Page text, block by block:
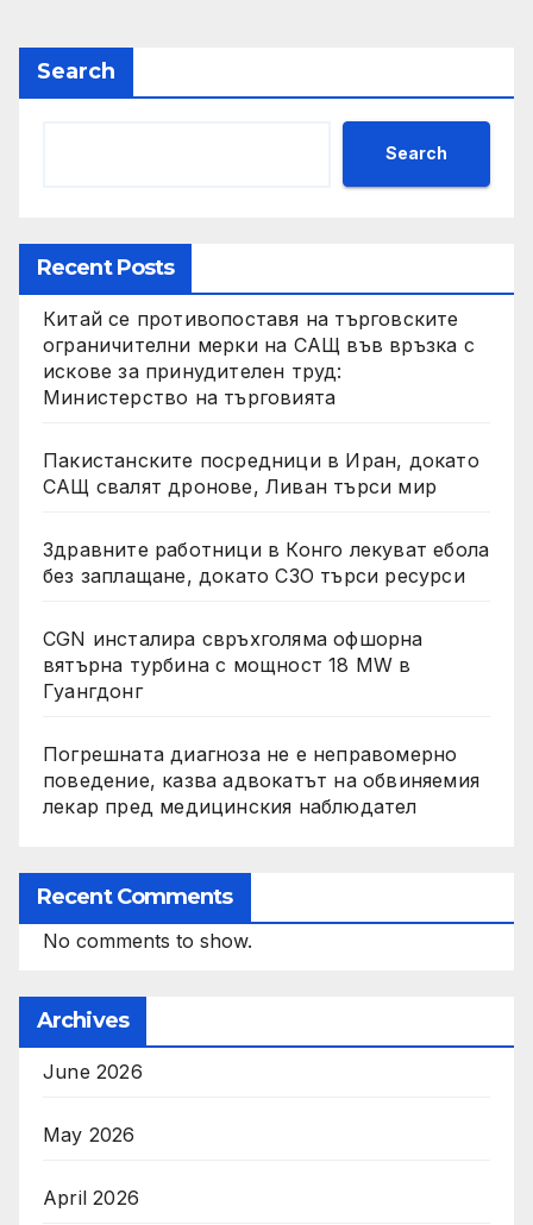
Search
Search
Recent Posts
Китай се противопоставя на търговските
ограничителни мерки на САЩ във връзка с
искове за принудителен труд:
Министерство на търговията
Пакистанските посредници в Иран, докато
САЩ свалят дронове, Ливан търси мир
Здравните работници в Конго лекуват ебола
без заплащане, докато СЗО търси ресурси
CGN инсталира свръхголяма офшорна
вятърна турбина с мощност 18 MW в
Гуангдонг
Погрешната диагноза не е неправомерно
поведение, казва адвокатът на обвиняемия
лекар пред медицинския наблюдател
Recent Comments
No comments to show.
Archives
June 2026
May 2026
April 2026